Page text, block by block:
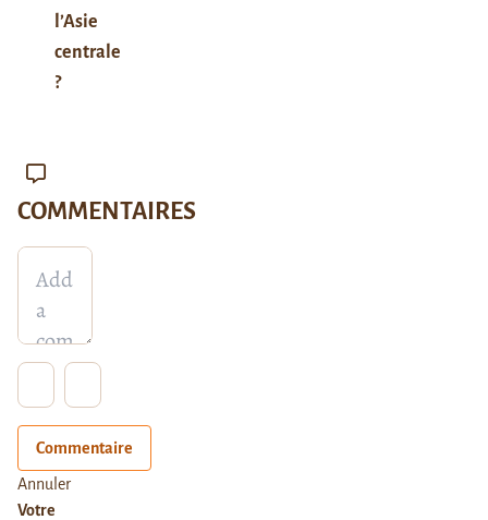
l’Asie
centrale
?
COMMENTAIRES
Commentaire
Annuler
Votre